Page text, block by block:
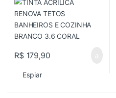
R$179,90
Espiar